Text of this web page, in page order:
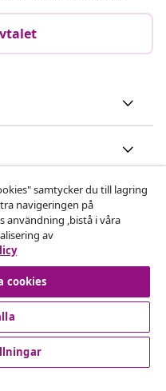
är en webbshop från
samtycker du till lagring
navigeringen på
användning ,bistå i våra
av
cookies